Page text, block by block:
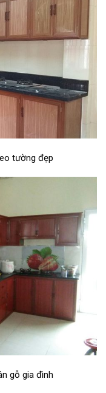
tường đẹp
gỗ gia đình